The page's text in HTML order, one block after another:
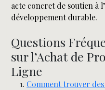
acte concret de soutien à
développement durable.
Questions
sur l’Achat de
Ligne
Comment trouver